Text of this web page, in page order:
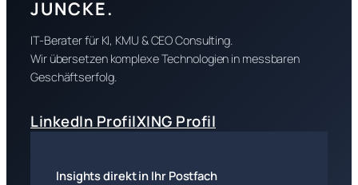
JUNCKE.
IT-Berater für KI, KMU & CEO Consulting.
Wir übersetzen komplexe Technologien in messbaren
Geschäftserfolg.
LinkedIn ProfilXING Profil
Insights direkt in Ihr Postfach